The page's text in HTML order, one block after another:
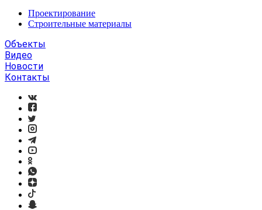
Проектирование
Строительные материалы
Объекты
Видео
Новости
Контакты